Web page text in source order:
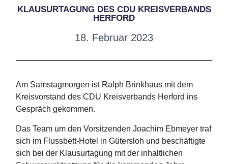
KLAUSURTAGUNG DES CDU KREISVERBANDS
HERFORD
18. Februar 2023
Am Samstagmorgen ist Ralph Brinkhaus mit dem
Kreisvorstand des CDU Kreisverbands Herford ins
Gespräch gekommen.
Das Team um den Vorsitzenden Joachim Ebmeyer traf
sich im Flussbett-Hotel in Gütersloh und beschäftigte
sich bei der Klausurtagung mit der inhaltlichen